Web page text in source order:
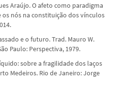
Araújo. O afeto como paradigma
nós na constituição dos vínculos
e o futuro. Trad. Mauro W.
Paulo: Perspectiva, 1979.
sobre a fragilidade dos laços
Medeiros. Rio de Janeiro: Jorge